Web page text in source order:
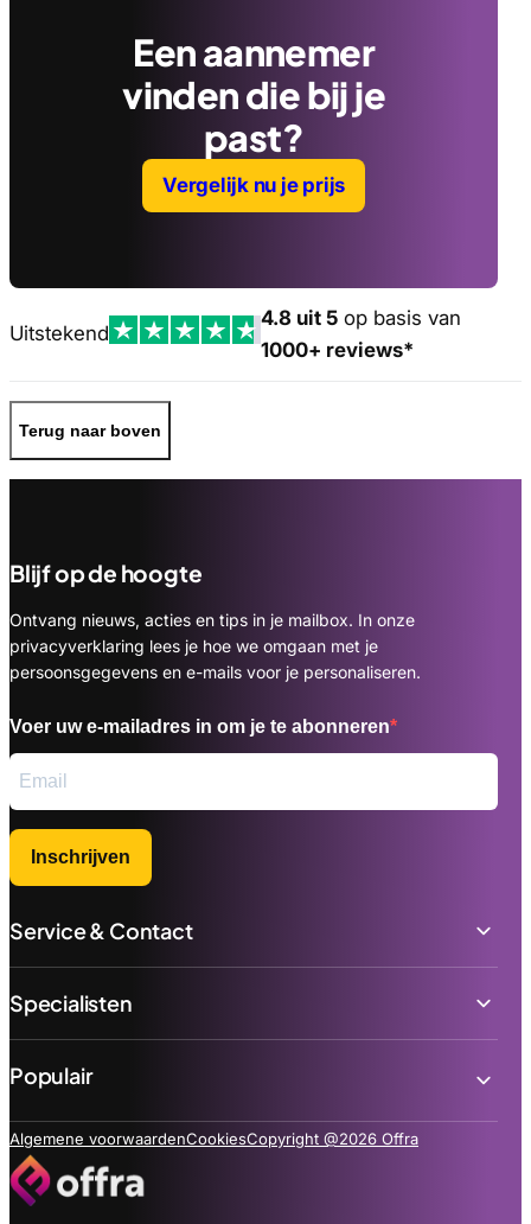
Een aannemer
vinden die bij je
past?
Vergelijk nu je prijs
Uitstekend
4.8 uit 5 op basis van
1000+ reviews*
Terug naar boven
Blijf op de hoogte
Ontvang nieuws, acties en tips in je mailbox. In onze
privacyverklaring lees je hoe we omgaan met je
persoonsgegevens en e-mails voor je personaliseren.
Voer uw e-mailadres in om je te abonneren
Inschrijven
Service & Contact
Specialisten
Populair
Algemene voorwaardenCookiesCopyright @2026 Offra